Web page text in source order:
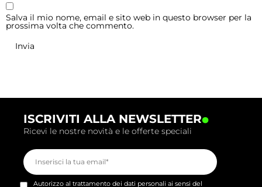
Salva il mio nome, email e sito web in questo browser per la
prossima volta che commento.
ISCRIVITI ALLA NEWSLETTER.
Ricevi le nostre novità e le offerte speciali
Autorizzo al trattamento dei dati personali ai sensi del